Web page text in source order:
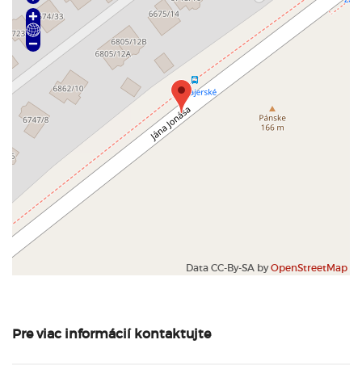
Data CC-By-SA byOpenStreetMap
Pre viac informácií kontaktujte